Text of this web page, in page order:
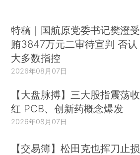
特稿｜国航原党委书记樊澄受
贿3847万元二审待宣判 否认
大多数指控
2026年08月07日
【大盘脉搏】三大股指震荡收
红 PCB、创新药概念爆发
2026年08月07日
【交易簿】松田克也挥刀止损